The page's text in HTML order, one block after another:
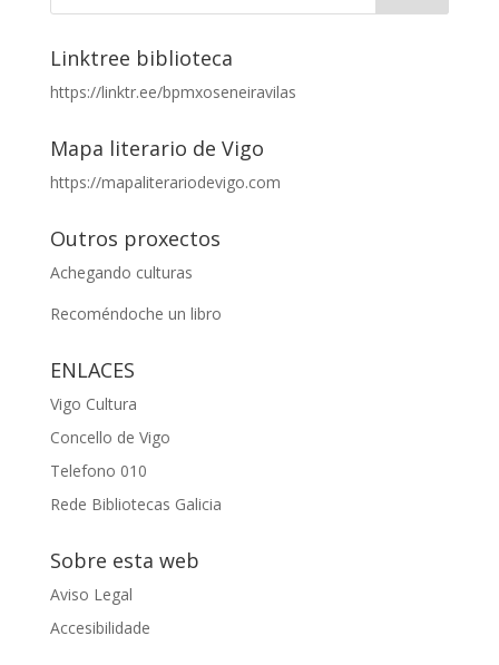
Linktree biblioteca
https://linktr.ee/bpmxoseneiravilas
Mapa literario de Vigo
https://mapaliterariodevigo.com
Outros proxectos
Achegando culturas
Recoméndoche un libro
ENLACES
Vigo Cultura
Concello de Vigo
Telefono 010
Rede Bibliotecas Galicia
Sobre esta web
Aviso Legal
Accesibilidade